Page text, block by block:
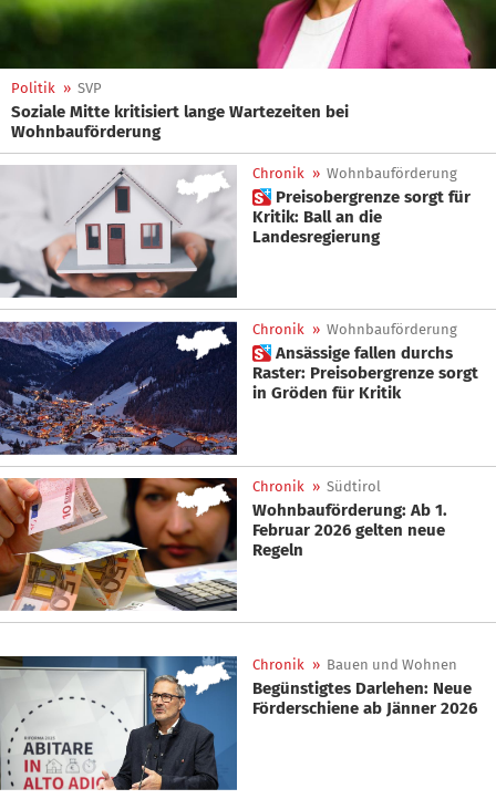
Politik » SVP
Soziale Mitte kritisiert lange Wartezeiten bei
Wohnbauförderung
Chronik » Wohnbauförderung
 Preisobergrenze sorgt für
Kritik: Ball an die
Landesregierung
Chronik » Wohnbauförderung
 Ansässige fallen durchs
Raster: Preisobergrenze sorgt
in Gröden für Kritik
Chronik » Südtirol
Wohnbauförderung: Ab 1.
Februar 2026 gelten neue
Regeln
Chronik » Bauen und Wohnen
Begünstigtes Darlehen: Neue
Förderschiene ab Jänner 2026